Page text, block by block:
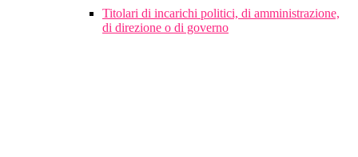
Titolari di incarichi politici, di amministrazione,
di direzione o di governo